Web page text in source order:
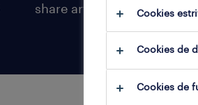
share article: Cookies
Cookies de
Cookies de